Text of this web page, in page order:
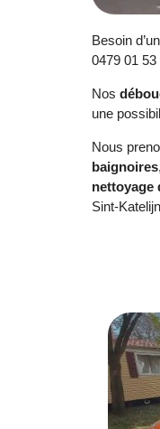
Besoin d’un
0479 01
Nos
une
Nous
baignoires
nettoyage
Sint-